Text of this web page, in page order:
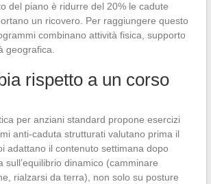
del piano è ridurre del 20% le cadute
un ricovero. Per raggiungere questo
combinano attività fisica, supporto
geografica.
rispetto a un corso
per anziani standard propone esercizi
anti-caduta strutturati valutano prima il
adattano il contenuto settimana dopo
sull’equilibrio dinamico (camminare
rialzarsi da terra), non solo su posture